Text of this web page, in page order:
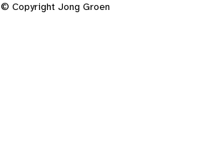
© Copyright Jong Groen